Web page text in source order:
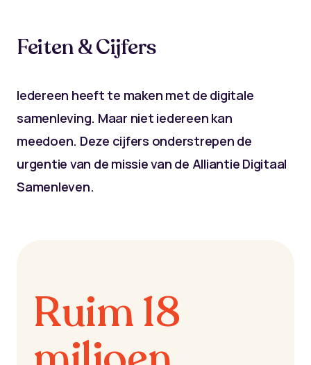
Feiten & Cijfers
Iedereen heeft te maken met de digitale
samenleving. Maar niet iedereen kan
meedoen. Deze cijfers onderstrepen de
urgentie van de missie van de Alliantie Digitaal
Samenleven.
Ruim 18